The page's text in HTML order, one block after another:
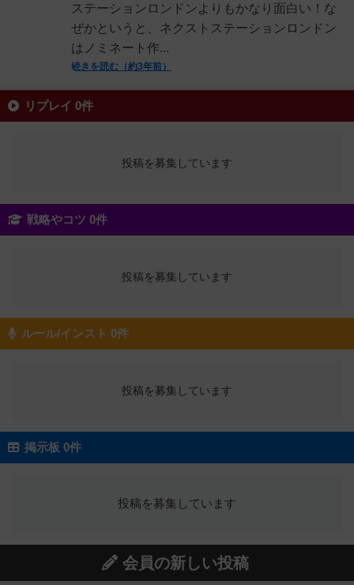
ステーションロンドンよりもかなり面白い！な
ぜかというと、ネクストステーションロンドン
はノミネート作...
続きを読む（約3年前）
リプレイ 0件
投稿を募集しています
戦略やコツ 0件
投稿を募集しています
ルール/インスト 0件
投稿を募集しています
掲示板 0件
投稿を募集しています
会員の新しい投稿